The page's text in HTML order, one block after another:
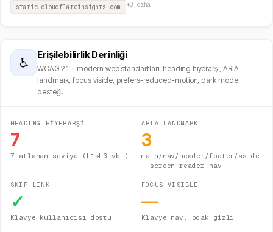
static.cloudflareinsights.com
+3 daha
♿
Erişilebilirlik Derinliği
WCAG 2.1 + modern web standartları: heading hiyerarşi, ARIA
landmark, focus visible, prefers-reduced-motion, dark mode
desteği.
HEADING HİYERARŞİ
7
7 atlanan seviye (H1→H3 vb.)
ARIA LANDMARK
3
main/nav/header/footer/aside
· screen reader nav
SKIP LINK
✓
Klavye kullanıcısı dostu
FOCUS-VISIBLE
—
Klavye nav. odak gizli